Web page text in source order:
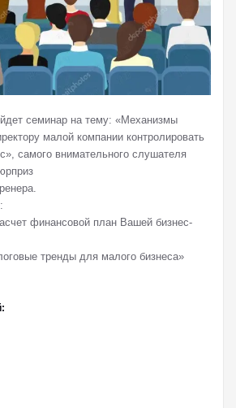
семинар на тему: «Механизмы
малой компании контролировать
самого внимательного слушателя
финансовой план Вашей бизнес-
тренды для малого бизнеса»